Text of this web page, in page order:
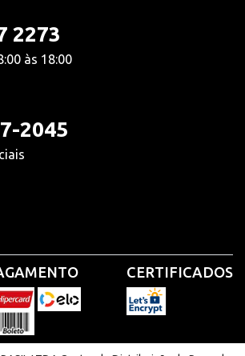
2273
às 18:00
2045
CERTIFICADOS